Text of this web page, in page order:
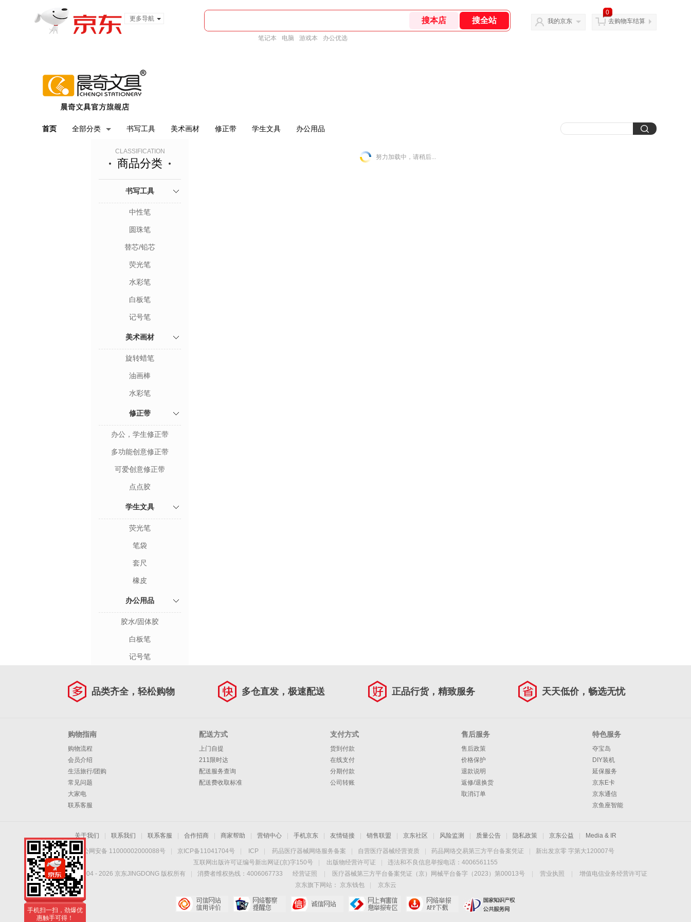
更多导航
笔记本 电脑 游戏本 办公优选
我的京东
0
去购物车结算
首页 全部分类 书写工具 美术画材 修正带 学生文具 办公用品
CLASSIFICATION
商品分类
书写工具
中性笔
圆珠笔
替芯/铅芯
荧光笔
水彩笔
白板笔
记号笔
美术画材
旋转蜡笔
油画棒
水彩笔
修正带
办公，学生修正带
多功能创意修正带
可爱创意修正带
点点胶
学生文具
荧光笔
笔袋
套尺
橡皮
办公用品
胶水/固体胶
白板笔
记号笔
努力加载中，请稍后...
品类齐全，轻松购物 多仓直发，极速配送 正品行货，精致服务 天天低价，畅选无忧
购物指南
购物流程
会员介绍
生活旅行/团购
常见问题
大家电
联系客服
配送方式
上门自提
211限时达
配送服务查询
配送费收取标准
支付方式
货到付款
在线支付
分期付款
公司转账
售后服务
售后政策
价格保护
退款说明
返修/退换货
取消订单
特色服务
夺宝岛
DIY装机
延保服务
京东E卡
京东通信
京鱼座智能
关于我们 联系我们 联系客服 合作招商 商家帮助 营销中心 手机京东 友情链接 销售联盟 京东社区 风险监测 质量公告 隐私政策 京东公益 Media & IR
京公网安备 11000002000088号 京ICP备11041704号 ICP 药品医疗器械网络服务备案 自营医疗器械经营资质 药品网络交易第三方平台备案凭证
新出发京零 字第大120007号
互联网出版许可证编号新出网证(京)字150号
出版物经营许可证
违法和不良信息举报电话：4006561155
Copyright © 2004 - 2026 京东JINGDONG 版权所有 消费者维权热线：4006067733 经营证照 医疗器械第三方平台备案凭证（京）网械平台备字（2023）第00013号 营业执照
增值电信业务经营许可证
京东旗下网站：
京东钱包 京东云
手机扫一扫，劲爆优
惠触手可得！